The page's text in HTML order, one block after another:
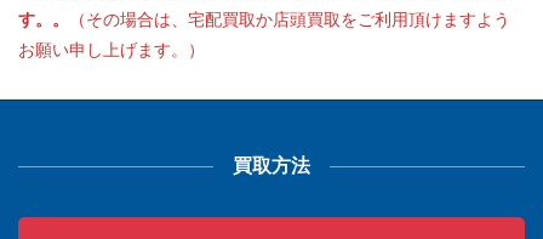
す。。
（その場合は、宅配買取か店頭買取をご利用頂けますよう
お願い申し上げます。）
買取方法